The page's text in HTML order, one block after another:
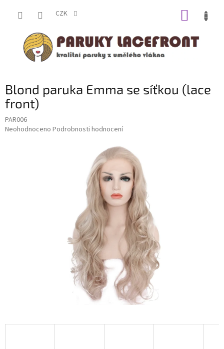
CZK
Blond paruka Emma se síťkou (lace
front)
PAR006
Průměrné
Neohodnoceno Podrobnosti hodnocení